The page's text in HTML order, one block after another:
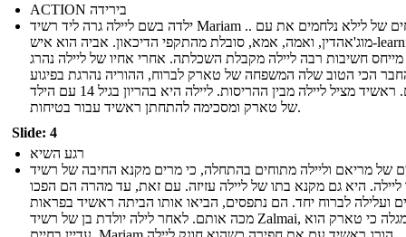
ACTION בירידה
ילדה בשם ליילה גרה ליד רשיד Mariam .. האחים של לילא נלחמים את עם
מוג'אהדין, ואמה, אמא, סובלת מהתקפי הדיכאון. אביה הוא איש-learning
חשיבות רבה ליילה מקבלת השכלתה. אחרי אחיו של ליילה נהרג
הכי הטוב שלה המשפחה של טארק לברוח, ההוריה נהרגת בפיגוע
ביתם. ראשיד מציל ליילה מבין ההריסות. ליילה היא בהריון בגיל 14 עם הילד
של טארק ומסכימה להתחתן ראשיד עבור בטיחות.
Slide: 4
רגע השיא
של מריאם וליילה מתוחים בהתחלה, כי מרים מקנא החיבה של רשיד
ליילה. היא גם מקנא בתו של ליילה עזיזה. עם זאת, עד מהרה הם הפכו
ועלילה לברוח יחד. הם נתפסים, הביאו אותו הביתה ראשיד בפראות
מכה אותם. לאחר לילה יולדת בן של רשיד Zalmai, היא מגלה כי טארק הוא